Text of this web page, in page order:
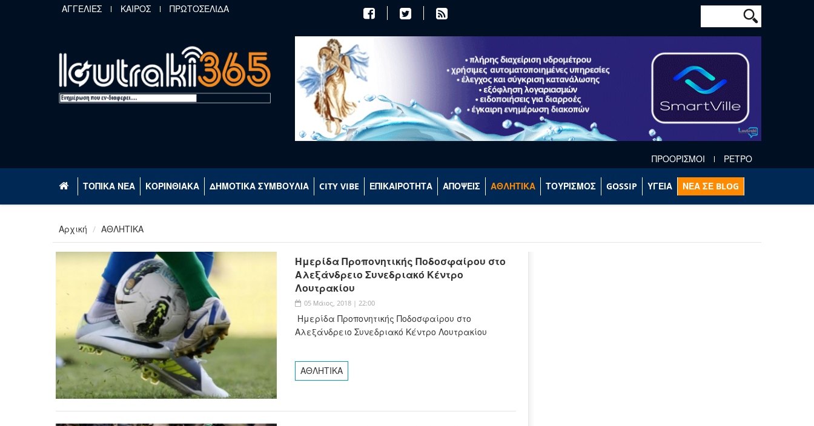
Παράκαμψη προς το κυρίως περιεχόμενο
ΑΓΓΕΛΙΕΣ ΚΑΙΡΟΣ ΠΡΩΤΟΣΕΛΙΔΑ Φόρμα
Αναζήτηση
ΠΡΟΟΡΙΣΜΟΙ ΡΕΤΡΟ
ΤΟΠΙΚΑ ΝΕΑ ΚΟΡΙΝΘΙΑΚΑ ΔΗΜΟΤΙΚΑ ΣΥΜΒΟΥΛΙΑ CITY VIBE ΕΠΙΚΑΙΡΟΤΗΤΑ ΑΠΟΨΕΙΣ ΑΘΛΗΤΙΚΑ ΤΟΥΡΙΣΜΟΣ GOSSIP ΥΓΕΙΑ ΝΕΑ ΣΕ BLOG
Αρχική ΑΘΛΗΤΙΚΑ
Ημερίδα Προπονητικής Ποδοσφαίρου στο
Αλεξάνδρειο Συνεδριακό Κέντρο
Λουτρακίου
05 Μάιος, 2018 | 22:00
Ημερίδα Προπονητικής Ποδοσφαίρου στο
Αλεξάνδρειο Συνεδριακό Κέντρο Λουτρακίου
ΑΘΛΗΤΙΚΑ